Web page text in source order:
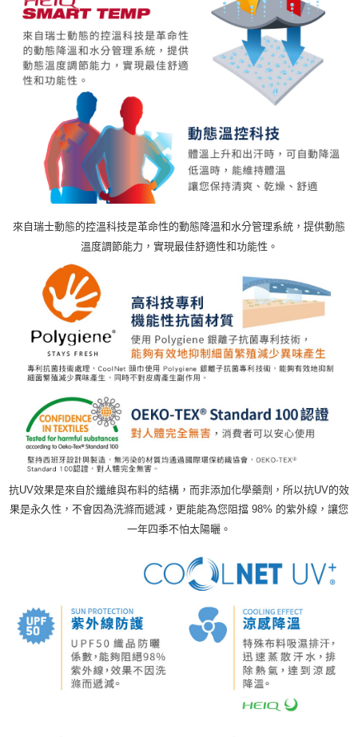
來自瑞士動態的控溫科技是革命性的動態降溫和水分管理系統，提供動態
溫度調節能力，實現最佳舒適性和功能性。
抗UV效果是來自於纖維與布料的結構，而非添加化學藥劑，所以抗UV的效
果是永久性，不會因為洗滌而遞減，更能能為您阻擋 98% 的紫外線，讓您
一年四季不怕太陽曬。